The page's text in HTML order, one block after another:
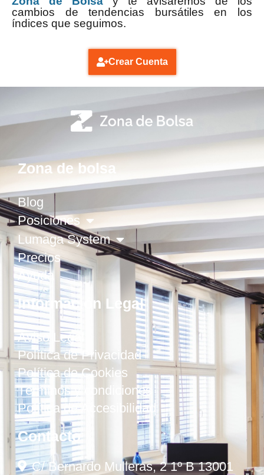
cambios de tendencias bursátiles en los
índices que seguimos.
Crear Cuenta
Zona de bolsa
Blog
Posiciones
Lumaga System
Precios
Ayuda
Información Legal
Aviso Legal
Política de Privacidad
Política de Cookies
Términos y condiciones
Política de Accesibilidad
Contacto
C/ Bernardo Mulleras, 2 1º B 13001